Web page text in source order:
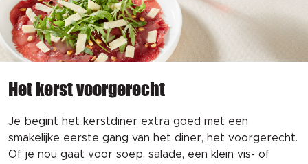
Het kerst voorgerecht
Je begint het kerstdiner extra goed met een
smakelijke eerste gang van het diner, het voorgerecht.
Of je nou gaat voor soep, salade, een klein vis- of